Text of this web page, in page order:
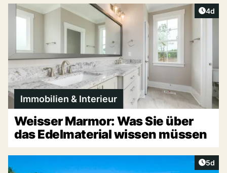
4d
Immobilien & Interieur
Weisser Marmor: Was Sie über
das Edelmaterial wissen müssen
5d